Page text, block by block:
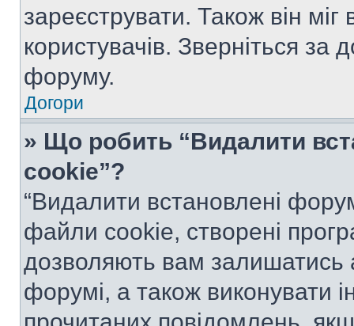
зареєструвати. Також він
користувачів. Зверніться за
форуму.
Догори
» Що робить “Видалити
cookie”?
“Видалити встановлені
файли cookie, створені
дозволяють вам залишатись
форумі, а також виконувати